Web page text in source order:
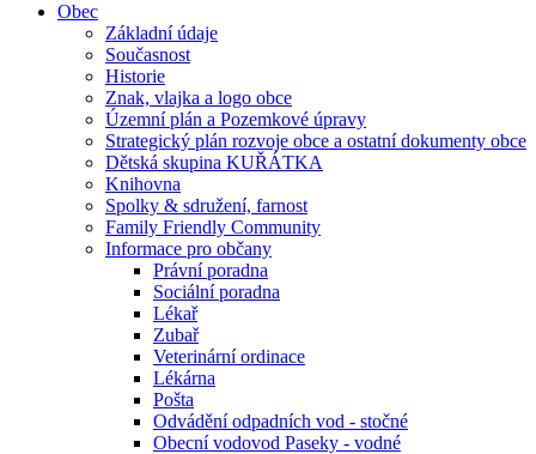
Obec
Základní údaje
Současnost
Historie
Znak, vlajka a logo obce
Územní plán a Pozemkové úpravy
Strategický plán rozvoje obce a ostatní dokumenty obce
Dětská skupina KUŘÁTKA
Knihovna
Spolky & sdružení, farnost
Family Friendly Community
Informace pro občany
Právní poradna
Sociální poradna
Lékař
Zubař
Veterinární ordinace
Lékárna
Pošta
Odvádění odpadních vod - stočné
Obecní vodovod Paseky - vodné